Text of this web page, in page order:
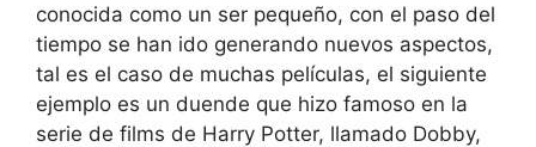
conocida como un ser pequeño, con el paso del
tiempo se han ido generando nuevos aspectos,
tal es el caso de muchas películas, el siguiente
ejemplo es un duende que hizo famoso en la
serie de films de Harry Potter, llamado Dobby,